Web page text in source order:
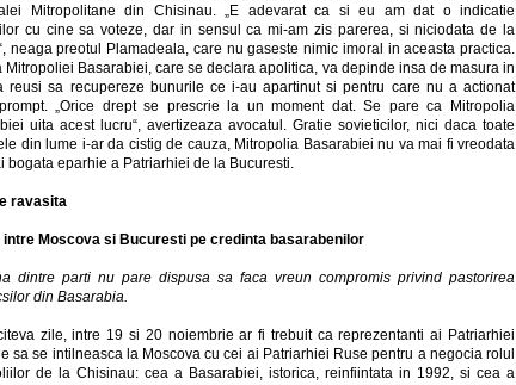
Mitropolitane din Chisinau. „E adevarat ca si eu am dat o indicatie
cu cine sa voteze, dar in sensul ca mi-am zis parerea, si niciodata de la
neaga preotul Plamadeala, care nu gaseste nimic imoral in aceasta practica.
Mitropoliei Basarabiei, care se declara apolitica, va depinde insa de masura in
reusi sa recupereze bunurile ce i-au apartinut si pentru care nu a actionat
„Orice drept se prescrie la un moment dat. Se pare ca Mitropolia
uita acest lucru“, avertizeaza avocatul. Gratie sovieticilor, nici daca toate
din lume i-ar da cistig de cauza, Mitropolia Basarabiei nu va mai fi vreodata
bogata eparhie a Patriarhiei de la Bucuresti.
ravasita
intre Moscova si Bucuresti pe credinta basarabenilor
dintre parti nu pare dispusa sa faca vreun compromis privind pastorirea
din Basarabia.
zile, intre 19 si 20 noiembrie ar fi trebuit ca reprezentanti ai Patriarhiei
sa se intilneasca la Moscova cu cei ai Patriarhiei Ruse pentru a negocia rolul
de la Chisinau: cea a Basarabiei, istorica, reinfiintata in 1992, si cea a